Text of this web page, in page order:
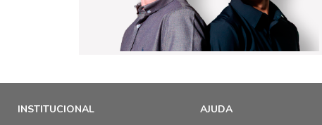
INSTITUCIONAL
AJUDA